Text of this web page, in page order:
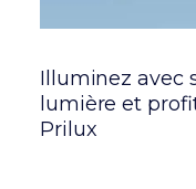
Illuminez avec
lumière et
Prilux